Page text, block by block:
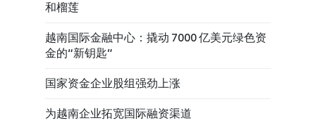
和榴莲
越南国际金融中心：撬动 7000 亿美元绿色资
金的“新钥匙”
国家资金企业股组强劲上涨
为越南企业拓宽国际融资渠道